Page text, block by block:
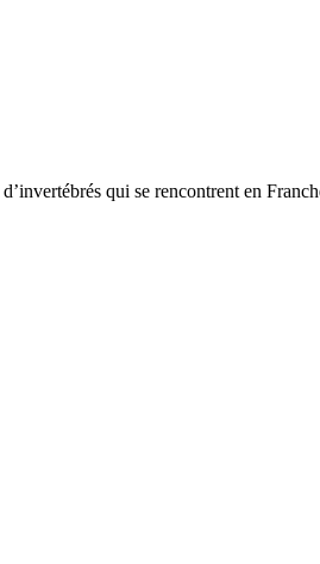
qui se rencontrent en